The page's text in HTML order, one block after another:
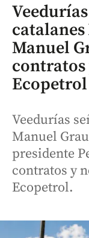
Manuel
Ecopetrol
Veedurías
Manuel
presidente
contratos y
Ecopetrol.